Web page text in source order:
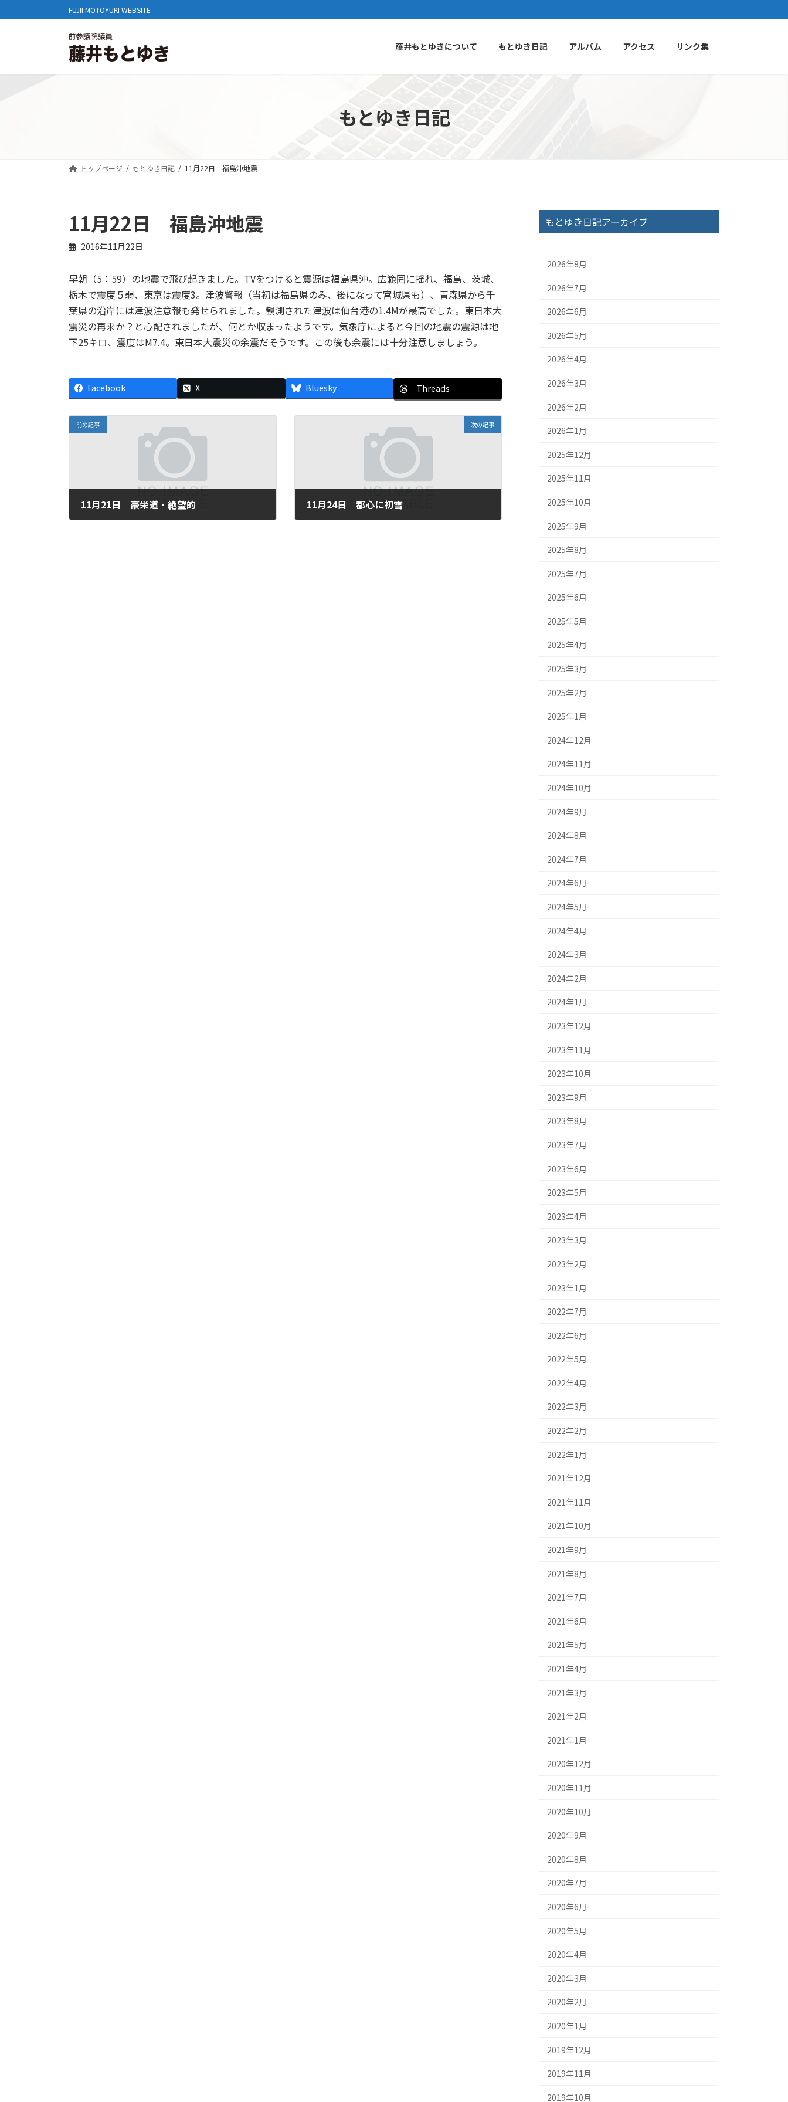
ン
へ
ビ
ョ
FUJII MOTOYUKI WEBSITE
藤井もとゆきについて もとゆき日記 アルバム アクセス リンク集
もとゆき日記
トップページ もとゆき日記 11月22日 福島沖地震
11月22日 福島沖地震
2016年11月22日
早朝（5：59）の地震で飛び起きました。TVをつけると震源は福島県沖。広範囲に揺れ、福島、茨城、
栃木で震度５弱、東京は震度3。津波警報（当初は福島県のみ、後になって宮城県も）、青森県から千
葉県の沿岸には津波注意報も発せられました。観測された津波は仙台港の1.4Mが最高でした。東日本大
震災の再来か？と心配されましたが、何とか収まったようです。気象庁によると今回の地震の震源は地
下25キロ、震度はM7.4。東日本大震災の余震だそうです。この後も余震には十分注意しましょう。
Facebook X Bluesky Threads
前の記事
11月21日 豪栄道・絶望的
次の記事
11月24日 都心に初雪
もとゆき日記アーカイブ
2026年8月
2026年7月
2026年6月
2026年5月
2026年4月
2026年3月
2026年2月
2026年1月
2025年12月
2025年11月
2025年10月
2025年9月
2025年8月
2025年7月
2025年6月
2025年5月
2025年4月
2025年3月
2025年2月
2025年1月
2024年12月
2024年11月
2024年10月
2024年9月
2024年8月
2024年7月
2024年6月
2024年5月
2024年4月
2024年3月
2024年2月
2024年1月
2023年12月
2023年11月
2023年10月
2023年9月
2023年8月
2023年7月
2023年6月
2023年5月
2023年4月
2023年3月
2023年2月
2023年1月
2022年7月
2022年6月
2022年5月
2022年4月
2022年3月
2022年2月
2022年1月
2021年12月
2021年11月
2021年10月
2021年9月
2021年8月
2021年7月
2021年6月
2021年5月
2021年4月
2021年3月
2021年2月
2021年1月
2020年12月
2020年11月
2020年10月
2020年9月
2020年8月
2020年7月
2020年6月
2020年5月
2020年4月
2020年3月
2020年2月
2020年1月
2019年12月
2019年11月
2019年10月